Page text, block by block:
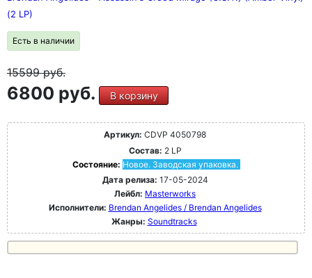
(2 LP)
Есть в наличии
15599руб.
6800 руб. В корзину
Артикул: CDVP 4050798
Состав: 2 LP
Состояние: Новое. Заводская упаковка.
Дата релиза: 17-05-2024
Лейбл: Masterworks
Исполнители: Brendan Angelides / Brendan Angelides
Жанры: Soundtracks